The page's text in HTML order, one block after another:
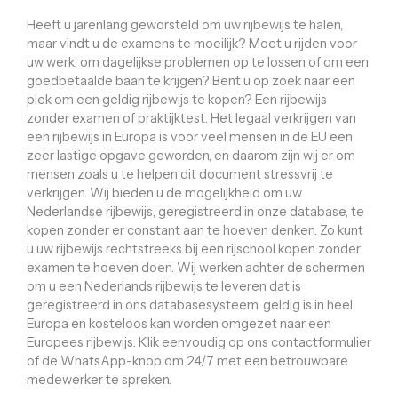
Heeft u jarenlang geworsteld om uw rijbewijs te halen,
maar vindt u de examens te moeilijk? Moet u rijden voor
uw werk, om dagelijkse problemen op te lossen of om een ​​
goedbetaalde baan te krijgen? Bent u op zoek naar een
plek om een ​​geldig rijbewijs te kopen? Een rijbewijs
zonder examen of praktijktest. Het legaal verkrijgen van
een rijbewijs in Europa is voor veel mensen in de EU een
zeer lastige opgave geworden, en daarom zijn wij er om
mensen zoals u te helpen dit document stressvrij te
verkrijgen. Wij bieden u de mogelijkheid om uw
Nederlandse rijbewijs, geregistreerd in onze database, te
kopen zonder er constant aan te hoeven denken. Zo kunt
u uw rijbewijs rechtstreeks bij een rijschool kopen zonder
examen te hoeven doen. Wij werken achter de schermen
om u een Nederlands rijbewijs te leveren dat is
geregistreerd in ons databasesysteem, geldig is in heel
Europa en kosteloos kan worden omgezet naar een
Europees rijbewijs. Klik eenvoudig op ons contactformulier
of de WhatsApp-knop om 24/7 met een betrouwbare
medewerker te spreken.